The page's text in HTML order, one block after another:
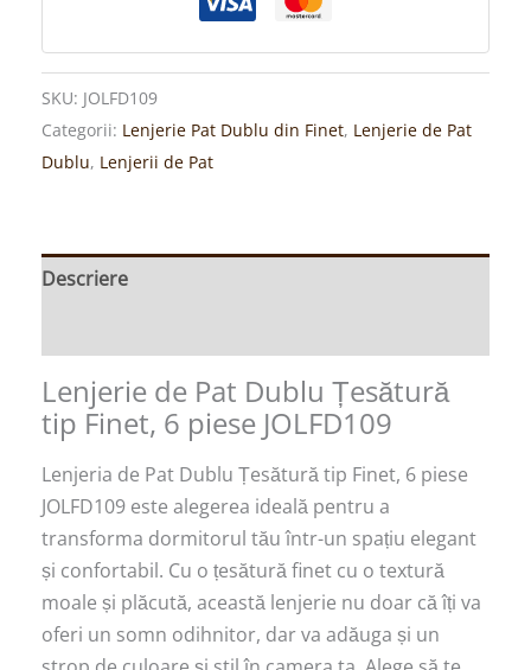
SKU: JOLFD109
Categorii: Lenjerie Pat Dublu din Finet, Lenjerie de Pat
Dublu, Lenjerii de Pat
Descriere
Lenjerie de Pat Dublu Țesătură
tip Finet, 6 piese JOLFD109
Lenjeria de Pat Dublu Țesătură tip Finet, 6 piese
JOLFD109 este alegerea ideală pentru a
transforma dormitorul tău într-un spațiu elegant
și confortabil. Cu o țesătură finet cu o textură
moale și plăcută, această lenjerie nu doar că îți va
oferi un somn odihnitor, dar va adăuga și un